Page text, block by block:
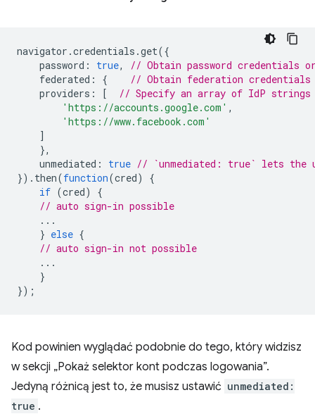
navigator .credentials .get({
password : true,
// Obtain password credentials
federated : {
// Obtain federation
providers : [
// Specify an array of IdP strings
'https://accounts.google.com' ,
'https://www.facebook.com'
]
},
unmediated : true // `unmediated: true` lets the
}). then(function(cred)
{
if (cred)
{
// auto sign-in possible
...
} else {
// auto sign-in not possible
...
}
});
Kod powinien wyglądać podobnie do tego, który widzisz
w sekcji „Pokaż selektor kont podczas logowania”.
Jedyną różnicą jest to, że musisz ustawić unmediated:
true .